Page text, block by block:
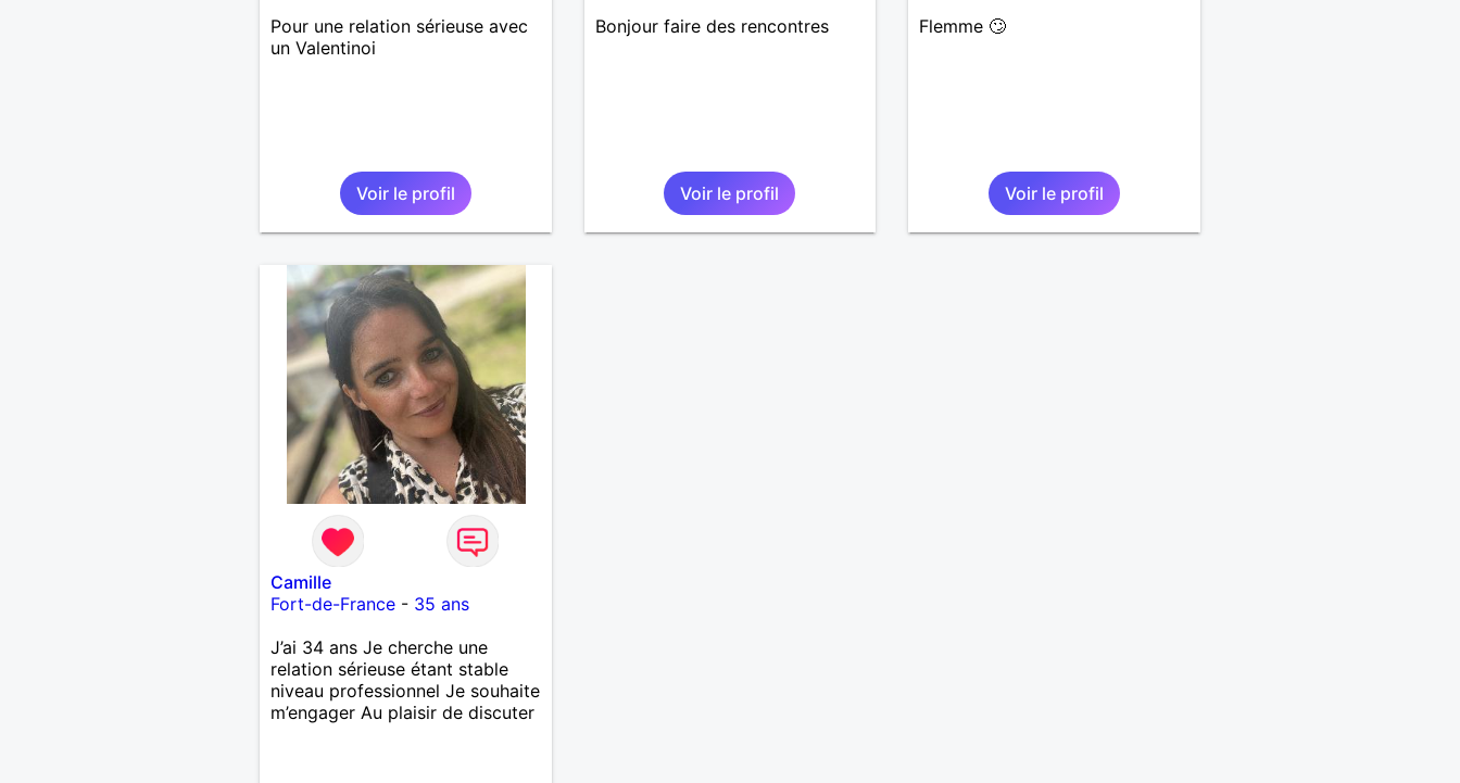
Pour une relation sérieuse avec
un Valentinoi
Voir le profil
Bonjour faire des rencontres
Voir le profil
Flemme 🙄
Voir le profil
Camille
Fort-de-France- 35 ans
J’ai 34 ans Je cherche une
relation sérieuse étant stable
niveau professionnel Je souhaite
m’engager Au plaisir de discuter